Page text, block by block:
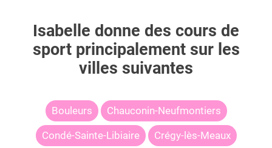
Isabelle donne des cours de
sport principalement sur les
villes suivantes
Bouleurs Chauconin-Neufmontiers
Condé-Sainte-Libiaire Crégy-lès-Meaux